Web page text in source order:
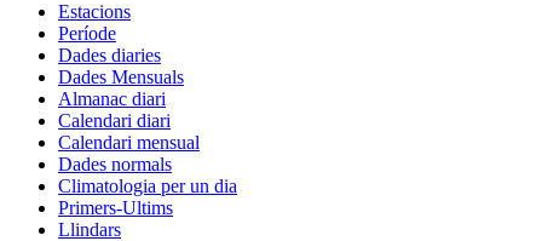
Estacions
Període
Dades diaries
Dades Mensuals
Almanac diari
Calendari diari
Calendari mensual
Dades normals
Climatologia per un dia
Primers-Ultims
Llindars